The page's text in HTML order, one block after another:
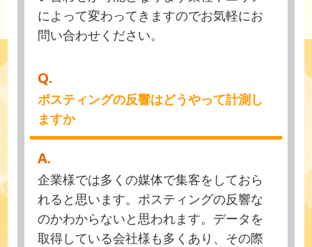
によって変わってきますのでお気軽にお
問い合わせください。
Q.
ポスティングの反響はどうやって計測し
ますか
A.
企業様では多くの媒体で集客をしておら
れると思います。ポスティングの反響な
のかわからないと思われます。データを
取得している会社様も多くあり、その際